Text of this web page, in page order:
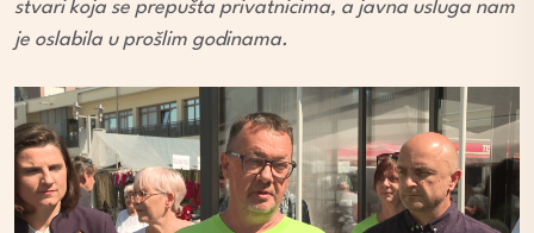
stvari koja se prepušta privatnicima, a javna usluga nam
je oslabila u prošlim godinama.